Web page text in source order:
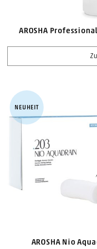
AROSHA
AROSHA Nio
NEUHEIT